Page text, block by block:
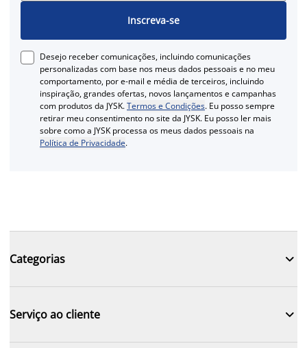
Inscreva-se
Desejo receber comunicações, incluindo comunicações
personalizadas com base nos meus dados pessoais e no meu
comportamento, por e-mail e média de terceiros, incluindo
inspiração, grandes ofertas, novos lançamentos e campanhas
com produtos da JYSK.Termos e Condições. Eu posso sempre
retirar meu consentimento no site da JYSK. Eu posso ler mais
sobre como a JYSK processa os meus dados pessoais na
Política de Privacidade.
Categorias 
Serviço ao cliente 